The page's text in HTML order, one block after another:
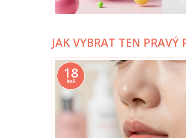
JAK VYBRAT TEN
18
kvě